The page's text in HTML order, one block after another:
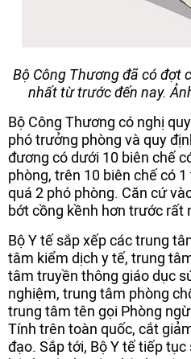
Bộ Công Thương đã có đợt
nhất từ trước đến nay.
Bộ Công Thương có nghị
phó trưởng phòng và quy
đương có dưới 10 biên chế
phòng, trên 10 biên chế có
quá 2 phó phòng. Căn cứ
bớt cồng kềnh hơn trước rất
Bộ Y tế sắp xếp các trung
tâm kiểm dịch y tế, trung
tâm truyền thông giáo dục
nghiệm, trung tâm phòng
trung tâm tên gọi Phòng
Tính trên toàn quốc, cắt
đạo. Sắp tới, Bộ Y tế tiếp